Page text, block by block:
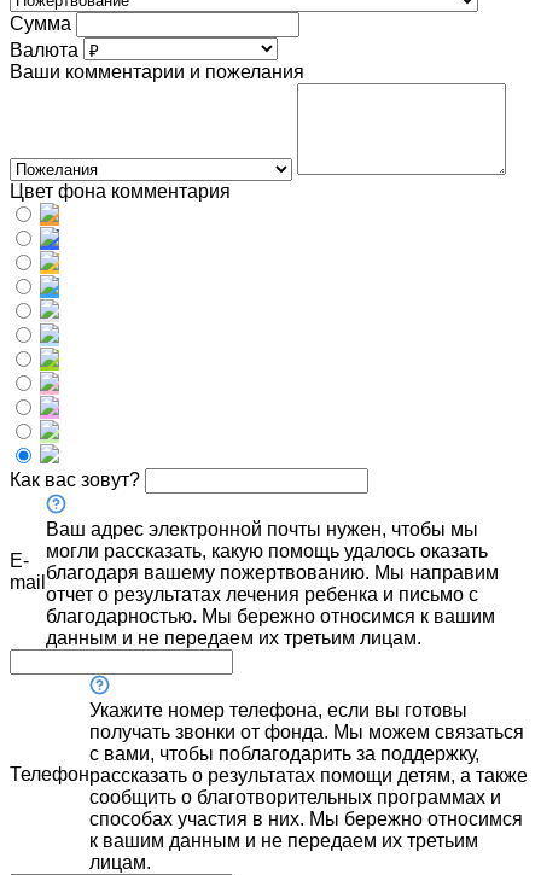
Сумма
Валюта
Ваши комментарии и пожелания
Цвет фона комментария
Как вас зовут?
E-
mail
Ваш адрес электронной почты нужен, чтобы мы
могли рассказать, какую помощь удалось оказать
благодаря вашему пожертвованию. Мы направим
отчет о результатах лечения ребенка и письмо с
благодарностью. Мы бережно относимся к вашим
данным и не передаем их третьим лицам.
Телефон
Укажите номер телефона, если вы готовы
получать звонки от фонда. Мы можем связаться
с вами, чтобы поблагодарить за поддержку,
рассказать о результатах помощи детям, а также
сообщить о благотворительных программах и
способах участия в них. Мы бережно относимся
к вашим данным и не передаем их третьим
лицам.